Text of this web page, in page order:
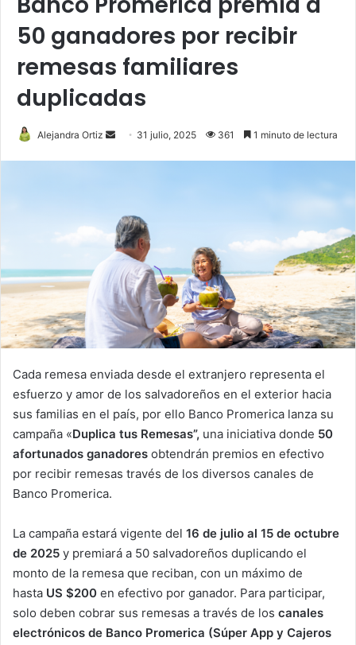
50 ganadores por recibir
remesas familiares
duplicadas
Alejandra Ortiz
Send 31 julio, 2025 361 1 minuto de lectura
Cada remesa enviada desde el extranjero representa el
esfuerzo y amor de los salvadoreños en el exterior hacia
sus familias en el país, por ello Banco Promerica lanza su
campaña «Duplica tus Remesas”, una iniciativa donde 50
afortunados ganadores obtendrán premios en efectivo
por recibir remesas través de los diversos canales de
Banco Promerica.
La campaña estará vigente del 16 de julio al 15 de octubre
de 2025 y premiará a 50 salvadoreños duplicando el
monto de la remesa que reciban, con un máximo de
hasta US $200 en efectivo por ganador. Para participar,
solo deben cobrar sus remesas a través de los canales
electrónicos de Banco Promerica (Súper App y Cajeros